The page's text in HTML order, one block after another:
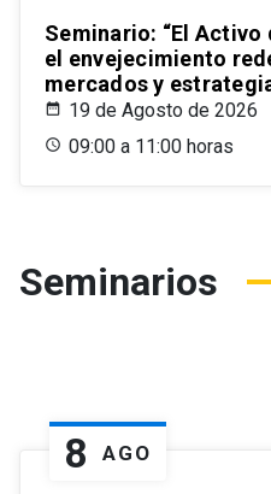
Seminario: “El Activo
el envejecimiento
mercados y
19 de Agosto de 2026
09:00 a 11:00 horas
Seminarios
8 AGO